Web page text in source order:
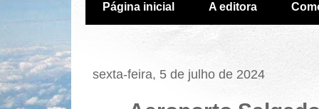
Página inicial A editora
sexta-feira, 5 de julho de 2024